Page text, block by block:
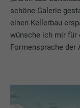
schöne Galerie
einen Kellerbau
wünsche ich mir für
Formensprache der